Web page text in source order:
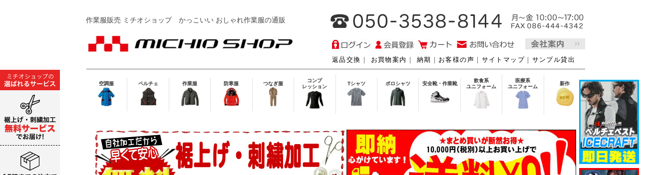
作業服販売 ミチオショップかっこいい おしゃれ作業服の通販
返品交換 ｜ お買物案内 ｜ 納期 ｜ お客様の声 ｜ サイトマップ ｜ サンプル貸出
空調服 ペルチェ 作業服 防寒服 つなぎ服
コンプ
レッション
Tシャツ ポロシャツ 安全靴・作業靴
飲食系
ユニフォーム
医療系
ユニフォーム
新作